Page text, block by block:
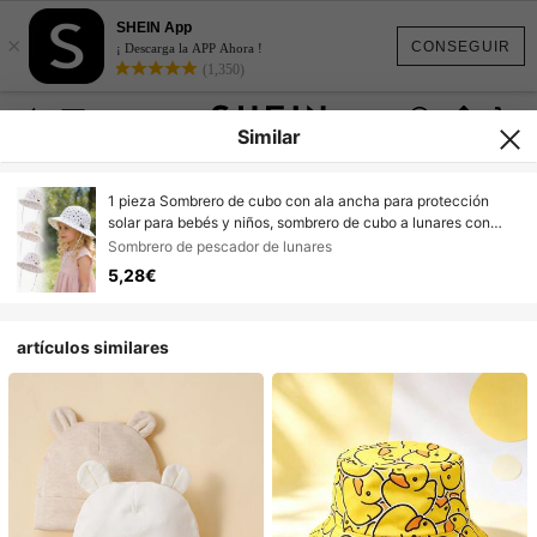
CONSEGUIR
×
SHEIN App
¡ Descarga la APP Ahora !
(1,350)
Similar
1 pieza Sombrero de cubo con ala ancha para protección
solar para bebés y niños, sombrero de cubo a lunares con
correa para la barbilla para verano, actividades al aire libre,
playa y viajes
Sombrero de pescador de lunares
5,28€
artículos similares